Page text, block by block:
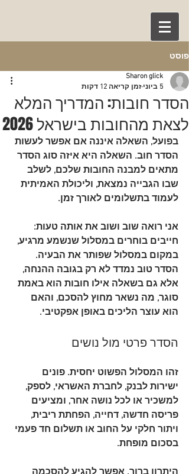
פוסט
הסדר חובות: המדריך המלא
לצאת מהחובות בישראל 2026
Sharon glick
5 ביוני
זמן קריאה 12 דקות
בפועל, השאלה איננה אם אפשר לעשות
הסדר חוב. השאלה היא איזה סוג הסדר
מתאים למבנה החובות שלכם, לשלב
שבו הגבייה נמצאת, וליכולת האמיתית
לעמוד בתשלומים לאורך זמן.
אני רואה שוב ושוב את אותה טעות:
חייבים בוחרים במסלול שנשמע מרגיע,
במקום במסלול שפותר את הבעיה.
הסדר טוב נמדד לא רק בגובה ההנחה,
אלא גם בשאלה אילו חובות הוא באמת
סוגר, מה נשאר מחוץ להסכם, והאם
הוא עוצר הליכים באופן אפקטיבי.
הסדר פרטי מול נושים
זהו המסלול הפשוט יחסית. פונים
ישירות לבנק, לחברת האשראי, לספק,
למשכיר או לכל נושה אחר, ומציעים
פריסה חדשה, דחייה, הפחתת ריבית,
ויתור חלקי על החוב או תשלום חד פעמי
בסכום מופחת.